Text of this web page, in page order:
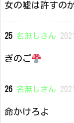
女の嘘は許すの
25 名無しさん
ぎのご
26 名無しさん
命かけろよ